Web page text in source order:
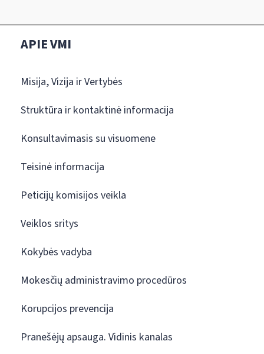
APIE VMI
Misija, Vizija ir Vertybės
Struktūra ir kontaktinė informacija
Konsultavimasis su visuomene
Teisinė informacija
Peticijų komisijos veikla
Veiklos sritys
Kokybės vadyba
Mokesčių administravimo procedūros
Korupcijos prevencija
Pranešėjų apsauga. Vidinis kanalas